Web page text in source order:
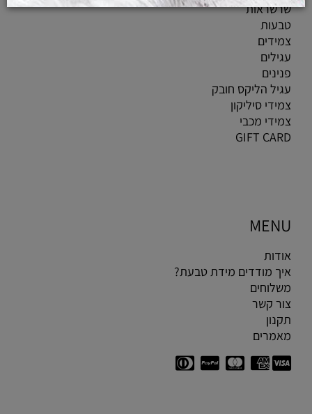
שרשראות
טבעות
צמידים
עגילים
פנינים
עגיל הליקס חובק
צמידי סיליקון
צמידי מכבי
GIFT CARD
MENU
אודות
איך מודדים מידת טבעת?
משלוחים
צור קשר
תקנון
מאמרים